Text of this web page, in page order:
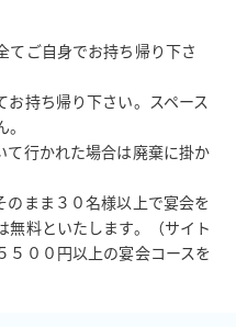
てご自身でお持ち帰り下さ
お持ち帰り下さい。スペース
て行かれた場合は廃棄に掛か
のまま３０名様以上で宴会を
無料といたします。（サイト
５００円以上の宴会コースを